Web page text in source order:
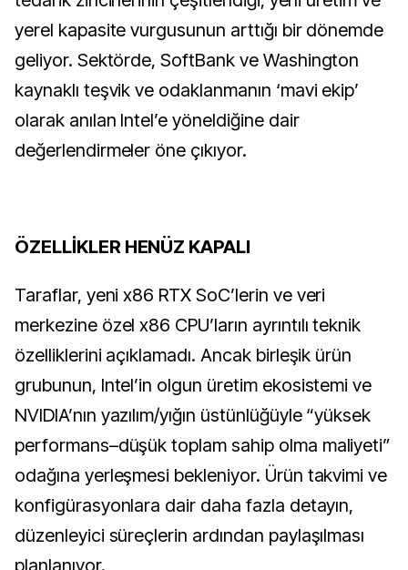
yerel kapasite vurgusunun arttığı bir dönemde
geliyor. Sektörde, SoftBank ve Washington
kaynaklı teşvik ve odaklanmanın ‘mavi ekip’
olarak anılan Intel’e yöneldiğine dair
değerlendirmeler öne çıkıyor.
ÖZELLİKLER HENÜZ KAPALI
Taraflar, yeni x86 RTX SoC’lerin ve veri
merkezine özel x86 CPU’ların ayrıntılı teknik
özelliklerini açıklamadı. Ancak birleşik ürün
grubunun, Intel’in olgun üretim ekosistemi ve
NVIDIA’nın yazılım/yığın üstünlüğüyle “yüksek
performans–düşük toplam sahip olma maliyeti”
odağına yerleşmesi bekleniyor. Ürün takvimi ve
konfigürasyonlara dair daha fazla detayın,
düzenleyici süreçlerin ardından paylaşılması
planlanıyor.